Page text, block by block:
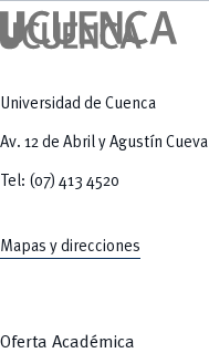
Universidad de Cuenca
Av. 12 de Abril y Agustín Cueva
Tel: (07) 413 4520
Mapas y direcciones
Oferta Académica